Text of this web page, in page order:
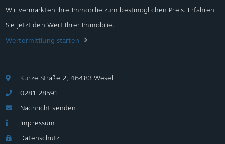
Wir vermarkten Ihre Immobilie zum bestmöglichen Preis. Erfahren
Sie jetzt den Wert Ihrer Immobilie.
Wertermittlung starten
Kurze Straße 2, 46483 Wesel
0281 28591
Nachricht senden
Impressum
Datenschutz